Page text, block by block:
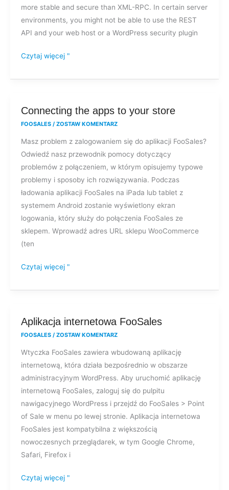
more stable and secure than XML-RPC. In certain server
environments, you might not be able to use the REST
API and your web host or a WordPress security plugin
Czytaj więcej "
Connecting the apps to your store
FOOSALES / ZOSTAW KOMENTARZ
Masz problem z zalogowaniem się do aplikacji FooSales?
Odwiedź nasz przewodnik pomocy dotyczący
problemów z połączeniem, w którym opisujemy typowe
problemy i sposoby ich rozwiązywania. Podczas
ładowania aplikacji FooSales na iPada lub tablet z
systemem Android zostanie wyświetlony ekran
logowania, który służy do połączenia FooSales ze
sklepem. Wprowadź adres URL sklepu WooCommerce
(ten
Connecting
the
store
Czytaj więcej "
Aplikacja internetowa FooSales
FOOSALES / ZOSTAW KOMENTARZ
Wtyczka FooSales zawiera wbudowaną aplikację
internetową, która działa bezpośrednio w obszarze
administracyjnym WordPress. Aby uruchomić aplikację
internetową FooSales, zaloguj się do pulpitu
nawigacyjnego WordPress i przejdź do FooSales > Point
of Sale w menu po lewej stronie. Aplikacja internetowa
FooSales jest kompatybilna z większością
nowoczesnych przeglądarek, w tym Google Chrome,
Safari, Firefox i
Aplikacja
internetowa
Czytaj więcej "